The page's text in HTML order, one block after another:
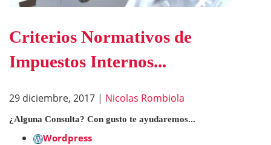
Criterios Normativos de
Impuestos Internos...
29 diciembre, 2017 | Nicolas Rombiola
¿Alguna Consulta? Con gusto te ayudaremos...
Wordpress